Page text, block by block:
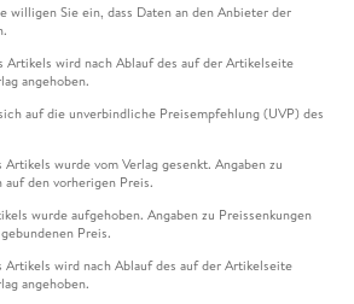
willigen Sie ein, dass Daten an den Anbieter der
Artikels wird nach Ablauf des auf der Artikelseite
angehoben.
auf die unverbindliche Preisempfehlung (UVP) des
wurde vom Verlag gesenkt. Angaben zu
auf den vorherigen Preis.
wurde aufgehoben. Angaben zu Preissenkungen
Preis.
Artikels wird nach Ablauf des auf der Artikelseite
angehoben.